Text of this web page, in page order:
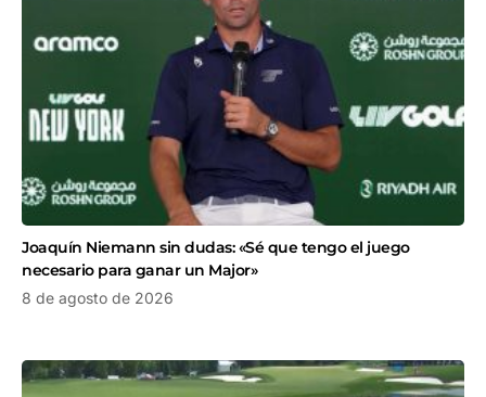
Joaquín Niemann sin dudas: «Sé que tengo el juego
necesario para ganar un Major»
8 de agosto de 2026